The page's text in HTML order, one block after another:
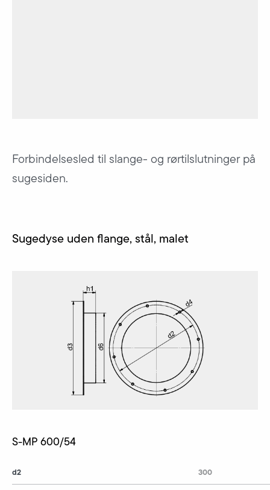
Forbindelsesled til slange- og rørtilslutninger på
sugesiden.
Sugedyse uden flange, stål, malet
S-MP 600/54
d2 300